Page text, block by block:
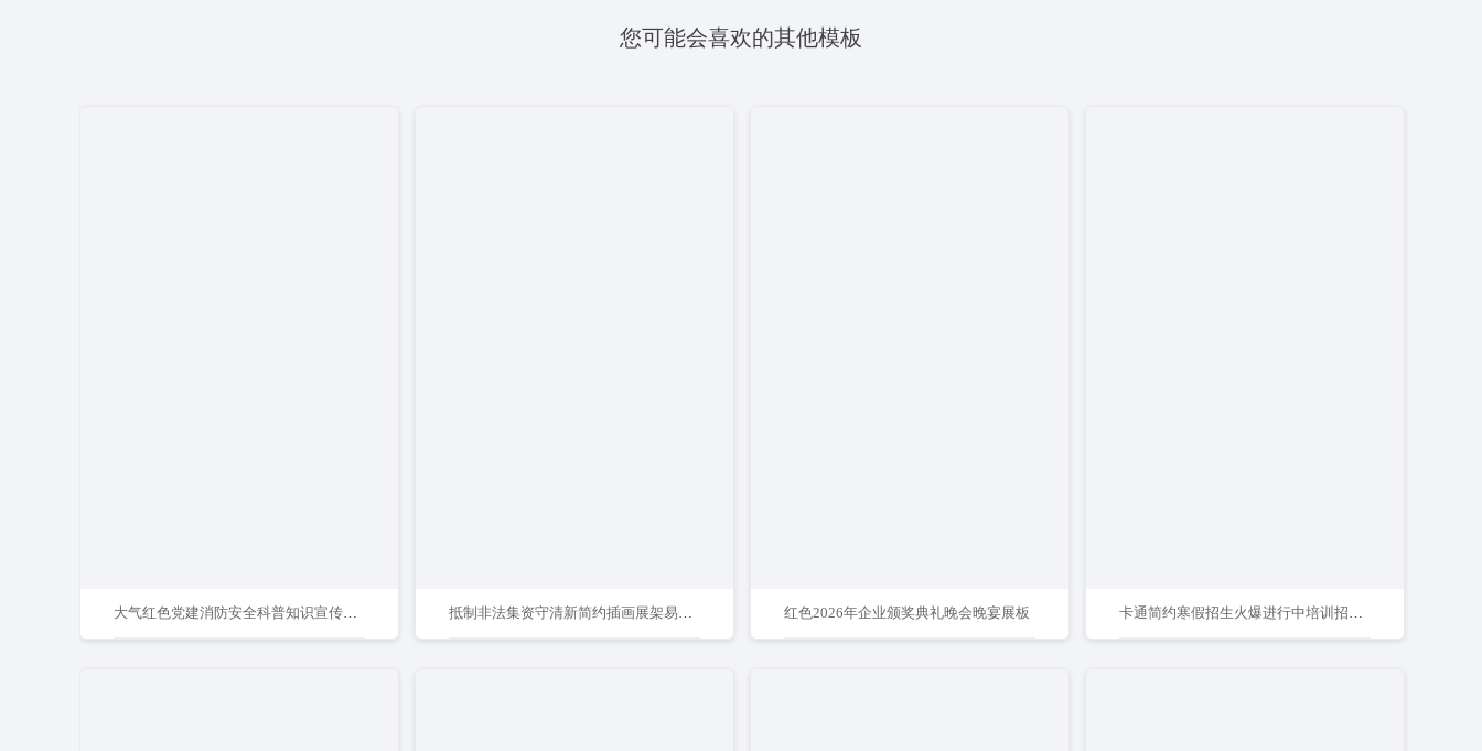
您可能会喜欢的其他模板
大气红色党建消防安全科普知识宣传栏火警小常识党政党课展板 抵制非法集资守清新简约插画展架易拉宝 红色2026年企业颁奖典礼晚会晚宴展板 卡通简约寒假招生火爆进行中培训招生展架